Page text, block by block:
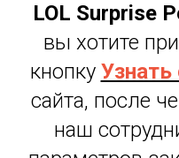
LOL Surprise
вы хотите
кнопку Узнать
сайта, после
наш